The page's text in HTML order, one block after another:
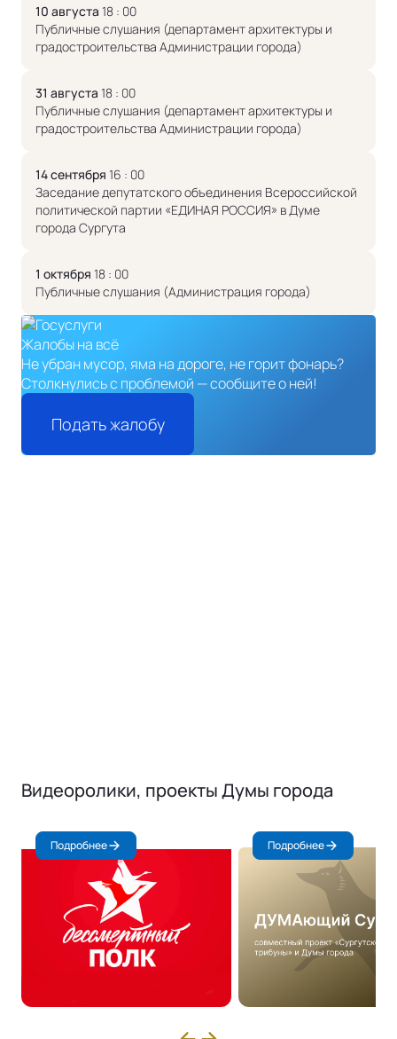
10 августа 18 : 00
Публичные слушания (департамент архитектуры и
градостроительства Администрации города)
31 августа 18 : 00
Публичные слушания (департамент архитектуры и
градостроительства Администрации города)
14 сентября 16 : 00
Заседание депутатского объединения Всероссийской
политической партии «ЕДИНАЯ РОССИЯ» в Думе
города Сургута
1 октября 18 : 00
Публичные слушания (Администрация города)
Жалобы на всё
Не убран мусор, яма на дороге, не горит фонарь?
Столкнулись с проблемой — сообщите о ней!
Подать жалобу
Видеоролики, проекты Думы города
Подробнее Подробнее